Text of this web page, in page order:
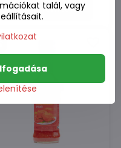
Megjeleníteni
talál, vagy